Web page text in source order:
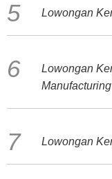
Lowongan
Lowongan
Lowongan